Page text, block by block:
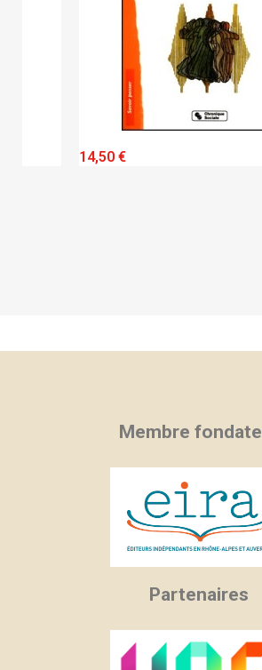
14,50 €
Membre
Partenaires